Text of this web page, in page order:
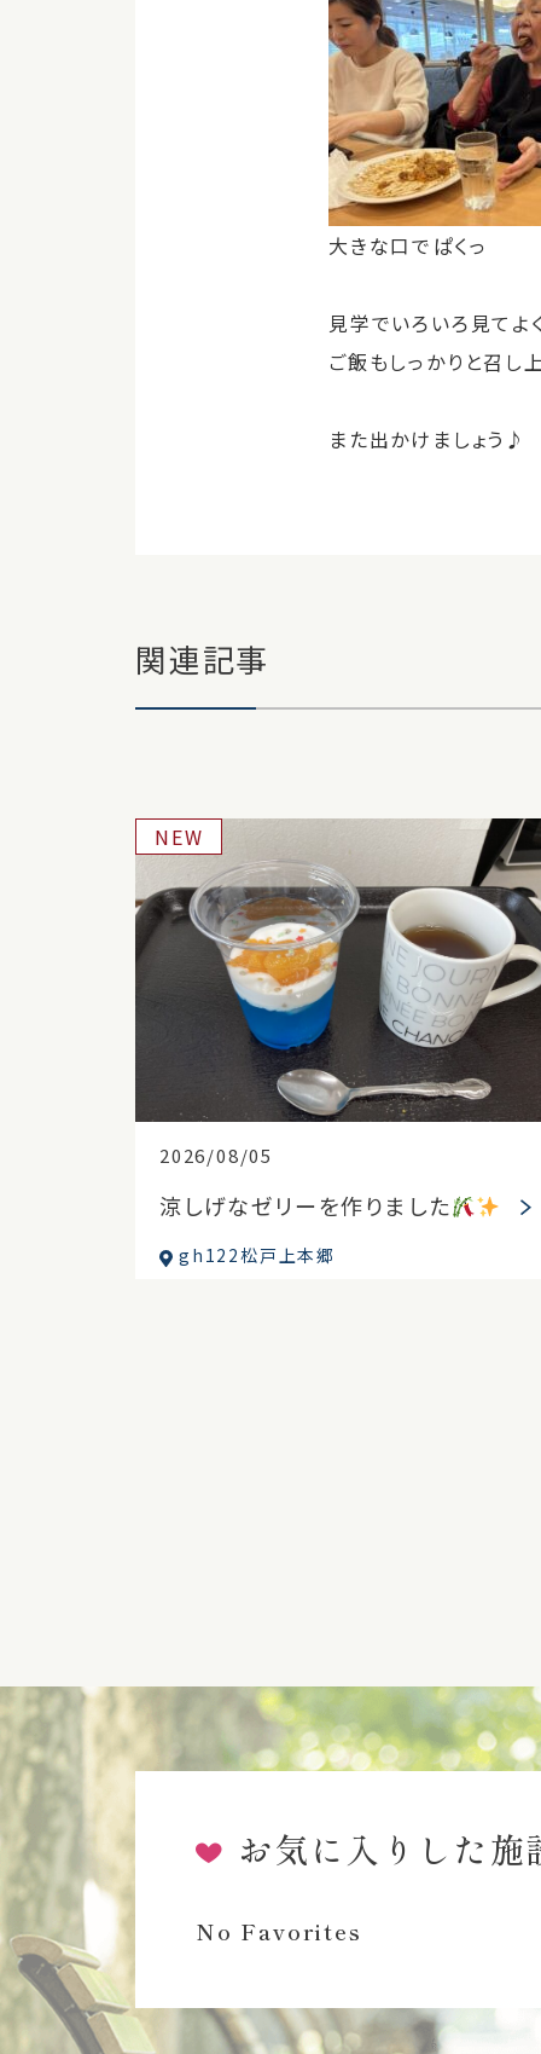
大きな口でぱくっ
見学でいろいろ見てよ
ご飯もしっかりと召し
また出かけましょう♪
関連記事
2026/08/05
NEW
涼しげなゼリーを作りました
gh122松戸上本郷
お気に入りした施
No Favorites